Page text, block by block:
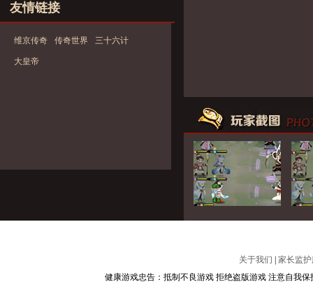
友情链接
维京传奇 传奇世界 三十六计
大皇帝
关于我们
家长监
健康游戏忠告：抵制不良游戏 拒绝盗版游戏 注意自我